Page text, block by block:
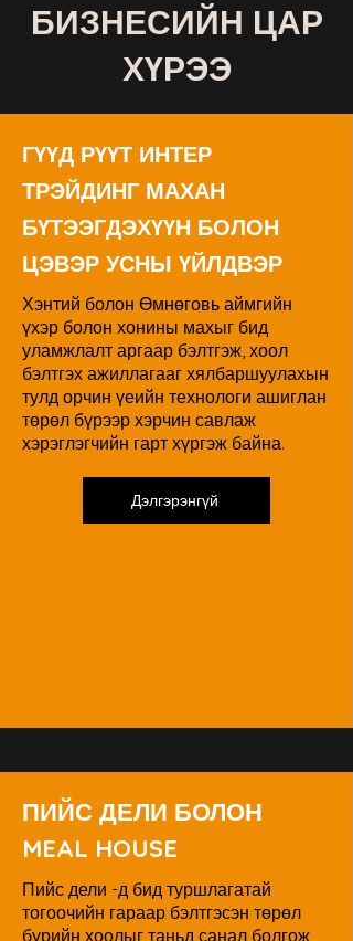
БИЗНЕСИЙН ЦАР
ХҮРЭЭ
ГҮҮД РҮҮТ ИНТЕР
ТРЭЙДИНГ МАХАН
БҮТЭЭГДЭХҮҮН БОЛОН
ЦЭВЭР УСНЫ ҮЙЛДВЭР
Хэнтий болон Өмнөговь аймгийн
үхэр болон хонины махыг бид
уламжлалт аргаар бэлтгэж, хоол
бэлтгэх ажиллагааг хялбаршуулахын
тулд орчин үеийн технологи ашиглан
төрөл бүрээр хэрчин савлаж
хэрэглэгчийн гарт хүргэж байна.
Дэлгэрэнгүй
ПИЙС ДЕЛИ БОЛОН
MEAL HOUSE
Пийс дели -д бид туршлагатай
тогоочийн гараар бэлтгэсэн төрөл
бүрийн хоолыг таньд санал болгож